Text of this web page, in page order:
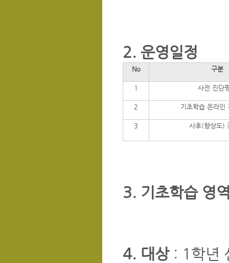
2. 운영일정
No 구분
1 사전 진단
2 기초학습 온라인
3 사후(향상도)
3. 기초학습 영
4. 대상: 1학년